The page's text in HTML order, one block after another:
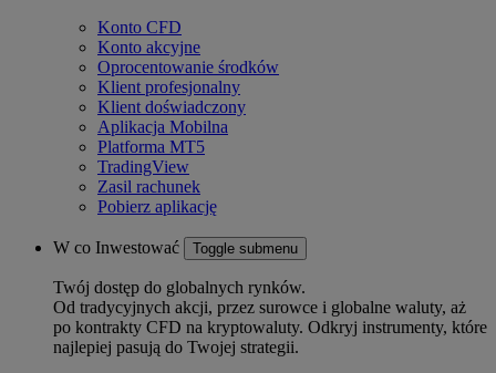
Konto CFD
Konto akcyjne
Oprocentowanie środków
Klient profesjonalny
Klient doświadczony
Aplikacja Mobilna
Platforma MT5
TradingView
Zasil rachunek
Pobierz aplikację
W co Inwestować Toggle submenu
Twój dostęp do globalnych rynków.
Od tradycyjnych akcji, przez surowce i globalne waluty, aż
po kontrakty CFD na kryptowaluty. Odkryj instrumenty, które
najlepiej pasują do Twojej strategii.